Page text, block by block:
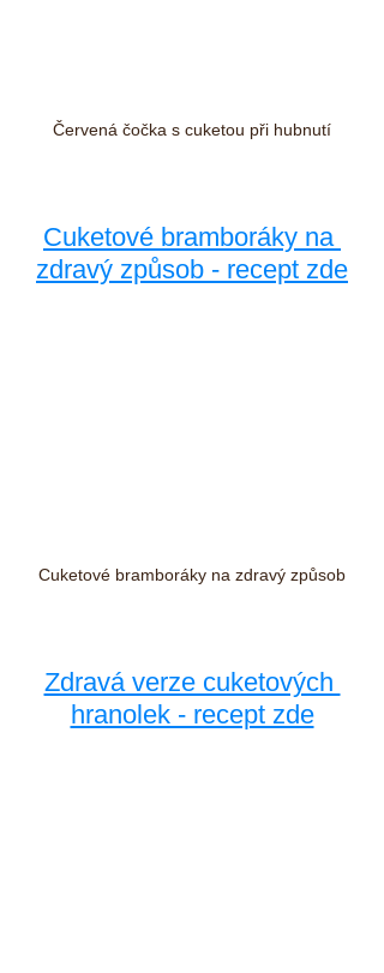
Červená čočka s cuketou při hubnutí
Cuketové bramboráky na
zdravý způsob - recept zde
Cuketové bramboráky na zdravý způsob
Zdravá verze cuketových
hranolek - recept zde